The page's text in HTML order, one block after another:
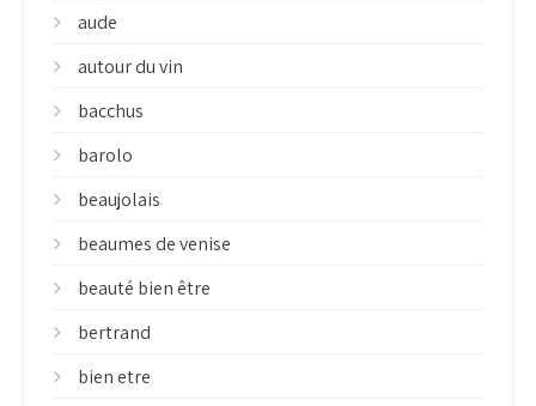
aude
autour du vin
bacchus
barolo
beaujolais
beaumes de venise
beauté bien être
bertrand
bien etre